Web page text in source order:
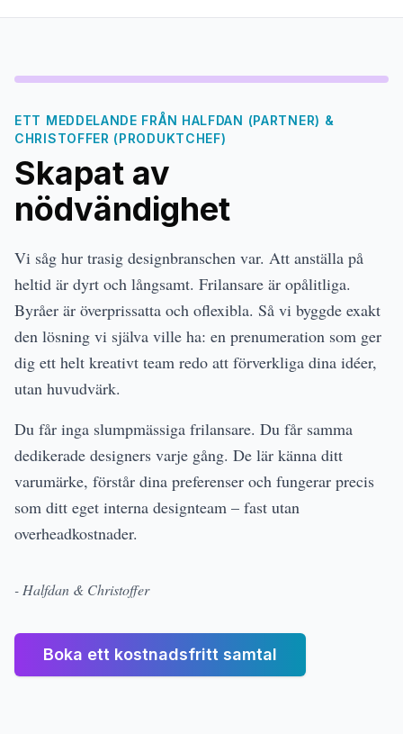
ETT MEDDELANDE FRÅN HALFDAN (PARTNER) &
CHRISTOFFER (PRODUKTCHEF)
Skapat av
nödvändighet
Vi såg hur trasig designbranschen var. Att anställa på
heltid är dyrt och långsamt. Frilansare är opålitliga.
Byråer är överprissatta och oflexibla. Så vi byggde exakt
den lösning vi själva ville ha: en prenumeration som ger
dig ett helt kreativt team redo att förverkliga dina idéer,
utan huvudvärk.
Du får inga slumpmässiga frilansare. Du får samma
dedikerade designers varje gång. De lär känna ditt
varumärke, förstår dina preferenser och fungerar precis
som ditt eget interna designteam – fast utan
overheadkostnader.
- Halfdan & Christoffer
Boka ett kostnadsfritt samtal